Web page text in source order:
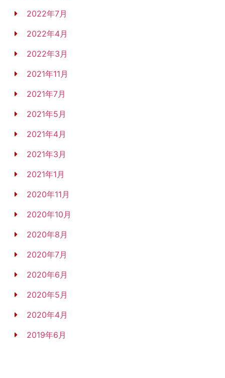
2022年7月
2022年4月
2022年3月
2021年11月
2021年7月
2021年5月
2021年4月
2021年3月
2021年1月
2020年11月
2020年10月
2020年8月
2020年7月
2020年6月
2020年5月
2020年4月
2019年6月